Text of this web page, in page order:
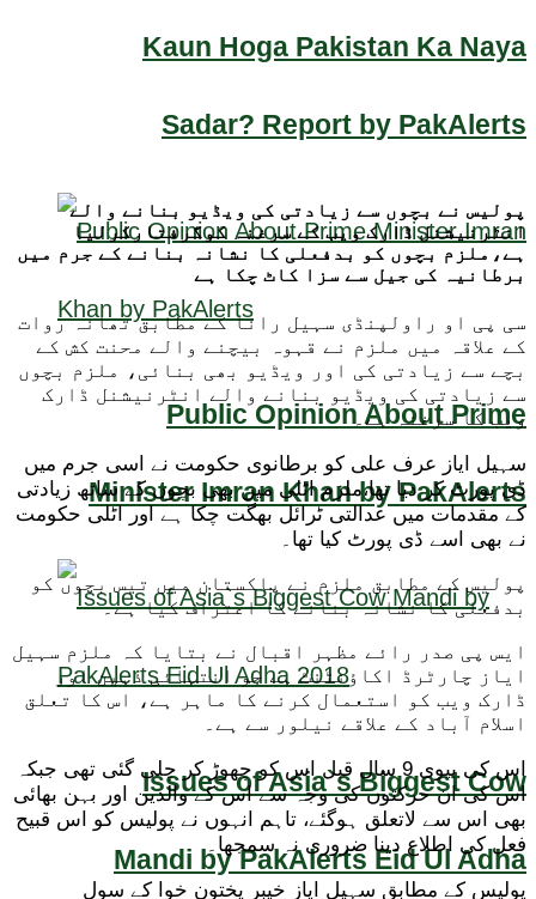
Kaun Hoga Pakistan Ka Naya
Sadar? Report by PakAlerts
Public Opinion About Prime
Minister Imran Khan by PakAlerts
Issues of Asia`s Biggest Cow
Mandi by PakAlerts Eid Ul Adha
پولیس نے بچوں سے زیادتی کی ویڈیو بنانے والے
انٹرنیشنل ڈارک ویب کے سرغنہ کوگرفتارکرلیا
ہے،ملزم بچوں کو بدفعلی کا نشانہ بنانے کے جرم میں
برطانیہ کی جیل سے سزا کاٹ چکا ہے
سی پی او راولپنڈی سہیل رانا کے مطابق تھانہ روات
کے علاقہ میں ملزم نے قہوہ بیچنے والے محنت کش کے
بچے سے زیادتی کی اور ویڈیو بھی بنائی، ملزم بچوں
سے زیادتی کی ویڈیو بنانے والے انٹرنیشنل ڈارک
ویب کا سرغنہ ہے۔
سہیل ایاز عرف علی کو برطانوی حکومت نے اسی جرم میں
ڈی پورٹ کر دیا تھا،ملزم اٹلی میں بھی بچوں کے ساتھ زیادتی
کے مقدمات میں عدالتی ٹرائل بھگت چکا ہے اور اٹلی حکومت
نے بھی اسے ڈی پورٹ کیا تھا۔
پولیس کے مطابق ملزم نے پاکستان میں تیس بچوں کو
بدفعلی کا نشانہ بنانے کا اعتراف کیا ہے۔
ایس پی صدر رائے مظہر اقبال نے بتایا کہ ملزم سہیل
ایاز چارٹرڈ اکاؤنٹنٹ ہے جو انتہائی ذہین اور
ڈارک ویب کو استعمال کرنے کا ماہر ہے، اس کا تعلق
اسلام آباد کے علاقے نیلور سے ہے۔
اس کی بیوی 9 سال قبل اس کو چھوڑ کر چلی گئی تھی جبکہ
اس کی ان حرکتوں کی وجہ سے اس کے والدین اور بہن بھائی
بھی اس سے لاتعلق ہوگئے، تاہم انہوں نے پولیس کو اس قبیح
فعل کی اطلاع دینا ضروری نہ سمجھا۔
پولیس کے مطابق سہیل ایاز خیبر پختون خوا کے سول